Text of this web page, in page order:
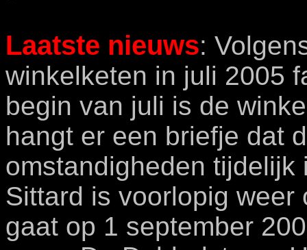
Laatste nieuws:
winkelketen in juli 2005
begin van juli is de
hangt er een briefje dat
omstandigheden
Sittard is voorlopig
gaat op 1 september